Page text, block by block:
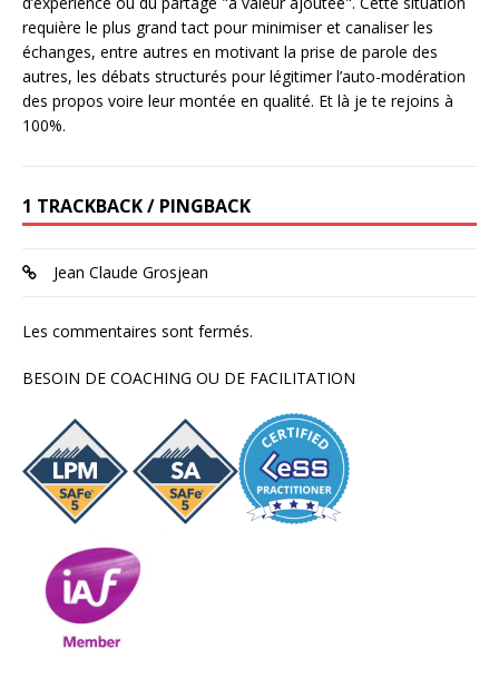
requière le plus grand tact pour minimiser et canaliser les
échanges, entre autres en motivant la prise de parole des
autres, les débats structurés pour légitimer l’auto-modération
des propos voire leur montée en qualité. Et là je te rejoins à
100%.
1 TRACKBACK / PINGBACK
Jean Claude Grosjean
Les commentaires sont fermés.
BESOIN DE COACHING OU DE FACILITATION